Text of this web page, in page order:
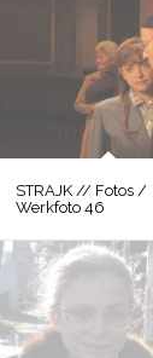
STRAJK // Fotos /
Werkfoto 46